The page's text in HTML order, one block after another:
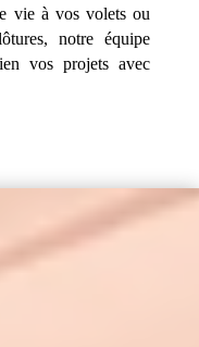
vie à vos volets ou
notre équipe
vos projets avec